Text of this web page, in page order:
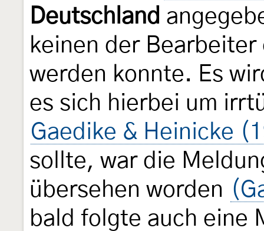
Deutschland
keinen der
werden konnte. Es
es sich hierbei um
Gaedike & Heinicke
sollte, war die
übersehen worden
bald folgte auch eine